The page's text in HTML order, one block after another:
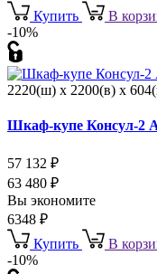
Купить
В
-10%
2220(ш) x 2200(в) x
Шкаф-купе Консул-2
57 132 ₽
63 480 ₽
Вы экономите
6348 ₽
Купить
В
-10%